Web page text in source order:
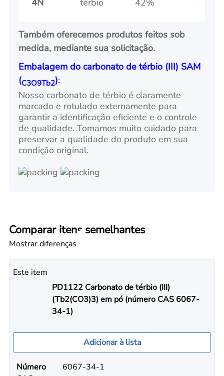
Também oferecemos produtos feitos sob
medida, mediante sua solicitação.
Embalagem do carbonato de térbio (III) SAM
(C3O9Tb2):
Nosso carbonato de térbio é claramente
marcado e rotulado externamente para
garantir a identificação eficiente e o controle
de qualidade. Tomamos muito cuidado para
preservar a qualidade do produto em sua
condição original.
Comparar itens semelhantes
Mostrar diferenças
Este item
PD1122 Carbonato de térbio (III)
(Tb2(CO3)3) em pó (número CAS 6067-
34-1)
Adicionar à lista
Número
6067-34-1